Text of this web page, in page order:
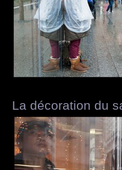
La décoration du